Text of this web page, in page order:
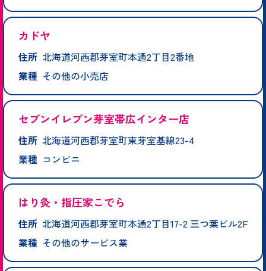
カドヤ
住所 北海道河西郡芽室町本通2丁目2番地
業種 その他の小売店
セブンイレブン芽室帯広インター店
住所 北海道河西郡芽室町東芽室基線23-4
業種 コンビニ
はり灸・指圧家こでら
住所 北海道河西郡芽室町本通2丁目17-2 三つ葉ビル2F
業種 その他のサービス業